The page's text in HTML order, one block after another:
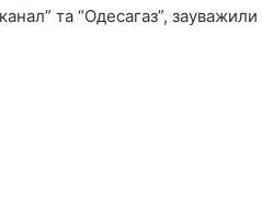
та “Одесагаз”,